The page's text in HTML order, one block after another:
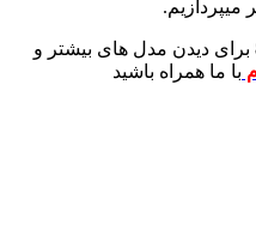
میپردازیم.
برای دیدن مدل های بیشتر و
با ما همراه باشید